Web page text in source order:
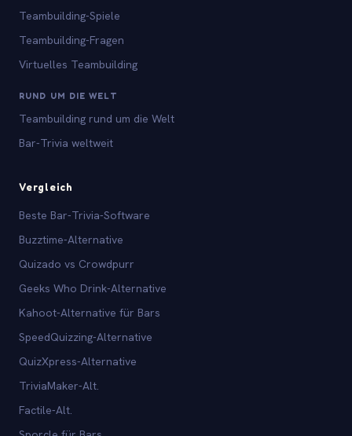
Teambuilding-Spiele
Teambuilding-Fragen
Virtuelles Teambuilding
RUND UM DIE WELT
Teambuilding rund um die Welt
Bar-Trivia weltweit
Vergleich
Beste Bar-Trivia-Software
Buzztime-Alternative
Quizado vs Crowdpurr
Geeks Who Drink-Alternative
Kahoot-Alternative für Bars
SpeedQuizzing-Alternative
QuizXpress-Alternative
TriviaMaker-Alt.
Factile-Alt.